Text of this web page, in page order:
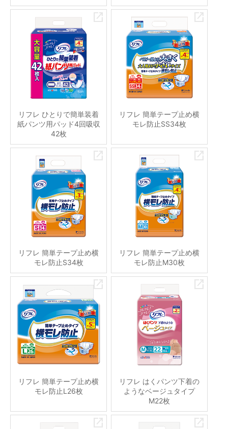
リフレ ひとりで簡単装着
紙パンツ用パッド4回吸収
42枚
リフレ 簡単テープ止め横
モレ防止SS34枚
リフレ 簡単テープ止め横
モレ防止S34枚
リフレ 簡単テープ止め横
モレ防止M30枚
リフレ 簡単テープ止め横
モレ防止L26枚
リフレ はくパンツ下着の
ようなベージュタイプ
M22枚